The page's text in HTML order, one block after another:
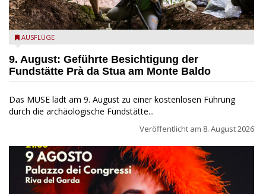
die archäologische Fundstätte Riparo Prà da Stua am Monte
AUSFLÜGE
9. August: Geführte Besichtigung der
Fundstätte Prà da Stua am Monte Baldo
Das MUSE lädt am 9. August zu einer kostenlosen Führung
durch die archäologische Fundstätte...
Veröffentlicht am 8. August 2026